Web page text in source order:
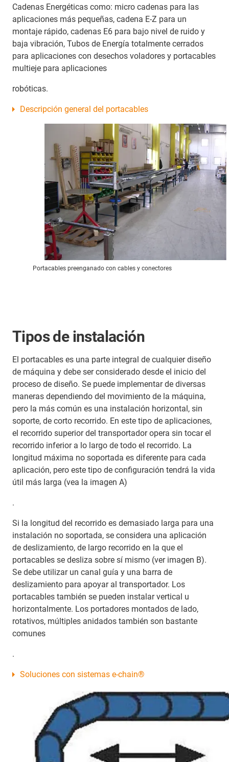
Portacables preenganado con cables y conectores
Cadenas Energéticas como: micro cadenas para las
aplicaciones más pequeñas, cadena E-Z para un
montaje rápido, cadenas E6 para bajo nivel de ruido y
baja vibración, Tubos de Energía totalmente cerrados
para aplicaciones con desechos voladores y portacables
multieje para aplicaciones
robóticas.
Descripción general del portacables
Tipos de instalación
El portacables es una parte integral de cualquier diseño
de máquina y debe ser considerado desde el inicio del
proceso de diseño. Se puede implementar de diversas
maneras dependiendo del movimiento de la máquina,
pero la más común es una instalación horizontal, sin
soporte, de corto recorrido. En este tipo de aplicaciones,
el recorrido superior del transportador opera sin tocar el
recorrido inferior a lo largo de todo el recorrido. La
longitud máxima no soportada es diferente para cada
aplicación, pero este tipo de configuración tendrá la vida
útil más larga (vea la imagen A)
.
Si la longitud del recorrido es demasiado larga para una
instalación no soportada, se considera una aplicación
de deslizamiento, de largo recorrido en la que el
portacables se desliza sobre sí mismo (ver imagen B).
Se debe utilizar un canal guía y una barra de
deslizamiento para apoyar al transportador. Los
portacables también se pueden instalar vertical u
horizontalmente. Los portadores montados de lado,
rotativos, múltiples anidados también son bastante
comunes
.
Soluciones con sistemas e-chain®